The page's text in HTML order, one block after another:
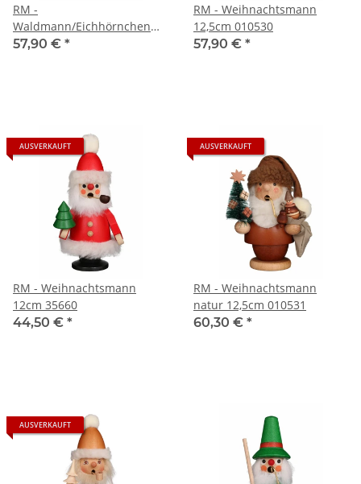
RM -
Waldmann/Eichhörnchen
natur 14cm 010536
57,90 € *
RM - Weihnachtsmann
12,5cm 010530
57,90 € *
AUSVERKAUFT
RM - Weihnachtsmann
12cm 35660
44,50 € *
AUSVERKAUFT
RM - Weihnachtsmann
natur 12,5cm 010531
60,30 € *
AUSVERKAUFT